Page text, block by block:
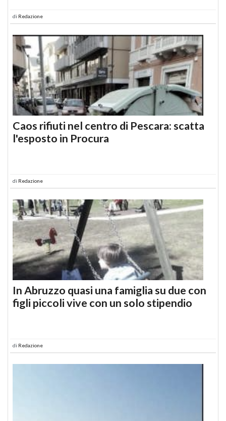
di Redazione
Caos rifiuti nel centro di Pescara: scatta
l'esposto in Procura
di Redazione
In Abruzzo quasi una famiglia su due con
figli piccoli vive con un solo stipendio
di Redazione